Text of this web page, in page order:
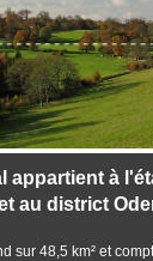
appartient à
au district
sur 48,5 km² et